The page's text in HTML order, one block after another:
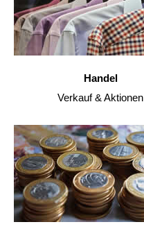
Handel
Verkauf & Aktionen